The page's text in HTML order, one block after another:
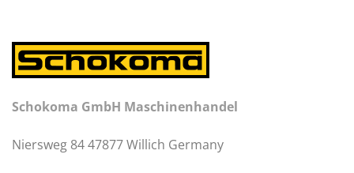
Schokoma GmbH Maschinenhandel
Niersweg 84 47877 Willich Germany